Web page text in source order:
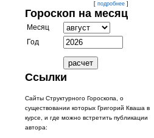
[ подробнее ]
Гороскоп на месяц
Месяц
Год
Ссылки
Сайты Структурного Гороскопа, о
существовании которых Григорий Кваша в
курсе, и где можно встретить публикации
автора: